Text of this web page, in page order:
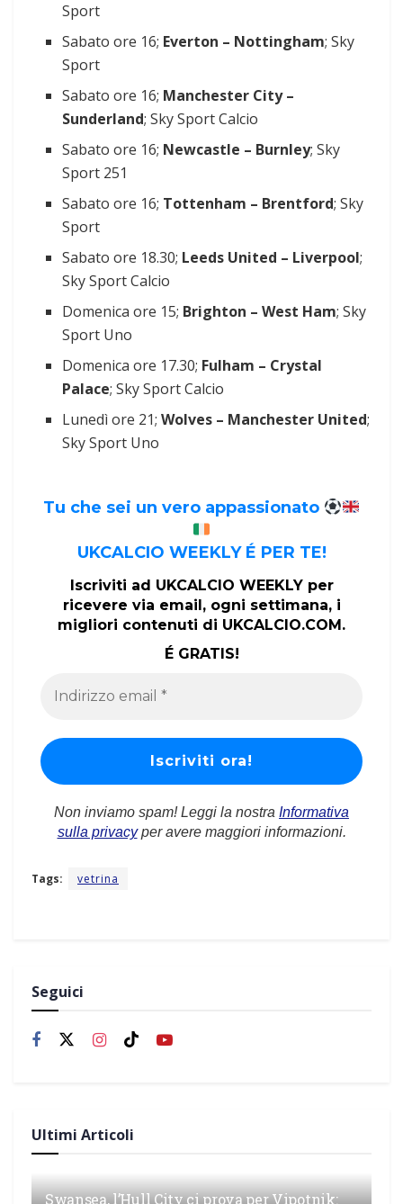
Sport
Sabato ore 16; Everton – Nottingham; Sky
Sport
Sabato ore 16; Manchester City –
Sunderland; Sky Sport Calcio
Sabato ore 16; Newcastle – Burnley; Sky
Sport 251
Sabato ore 16; Tottenham – Brentford; Sky
Sport
Sabato ore 18.30; Leeds United – Liverpool;
Sky Sport Calcio
Domenica ore 15; Brighton – West Ham; Sky
Sport Uno
Domenica ore 17.30; Fulham – Crystal
Palace; Sky Sport Calcio
Lunedì ore 21;Wolves – Manchester United;
Sky Sport Uno
Tu che sei un vero appassionato
UKCALCIO WEEKLY É PER TE!
Iscriviti ad UKCALCIO WEEKLY per
ricevere via email, ogni settimana, i
migliori contenuti di UKCALCIO.COM.
É GRATIS!
Non inviamo spam! Leggi la nostra Informativa
sulla privacyper avere maggiori informazioni.
Tags: vetrina
Seguici
Ultimi Articoli
Swansea, l’Hull City ci prova per Vipotnik: